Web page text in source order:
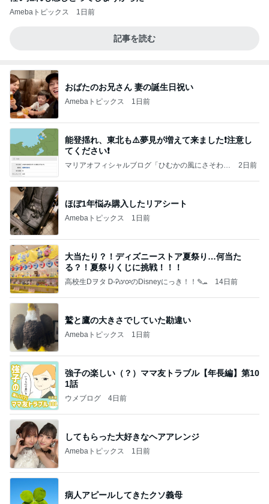
Amebaトピックス 1日前
記事を読む
おばたのお兄さん 妻の誕生日祝い
Amebaトピックス 1日前
能登揺れ、東北も⚠️夢見が増えて来ました❗️注意し
てください❗️
マリアオフィシャルブログ「ひむかの風にさそわれ
2日前
ほぼ1年悩み購入したリアシート
Amebaトピックス 1日前
大当たり？！ディズニーストア夏祭り…何当た
る？！夏祭りくじに挑戦！！！
高校生Dヲタ Ꭰ-ᎮꭵꭹꭴのDisneyにっき！！✎ܚ 14日前
鷲と鷹の大きさでしていた勘違い
Amebaトピックス 1日前
強子の楽しい（？）ママ友トラブル【年長編】第10
1話
ウメブログ 4日前
してもらった大好きなヘアアレンジ
Amebaトピックス 1日前
病人アピールしてきたクソ義母